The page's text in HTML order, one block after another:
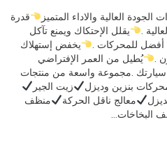
العالية والاداء المتميز
قدرة
.
يقلل الإحتكاك ويمنع تآكل
أفضل للمحركات .
يخفض إستهلاك
.
يُطيل من العمر الإفتراضي
.مجموعة واسعة من منتجات
بنزين وديزل
زيت الجير
معالج ناقل الحركة
منظف
البخاخات…